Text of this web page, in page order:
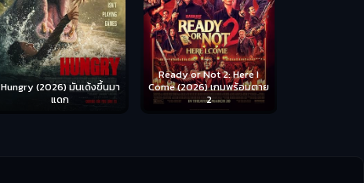
Hungry (2026) มันเด้งขึ้นมา
แดก
Ready or Not 2: Here I
Come (2026) เกมพร้อมตาย
2